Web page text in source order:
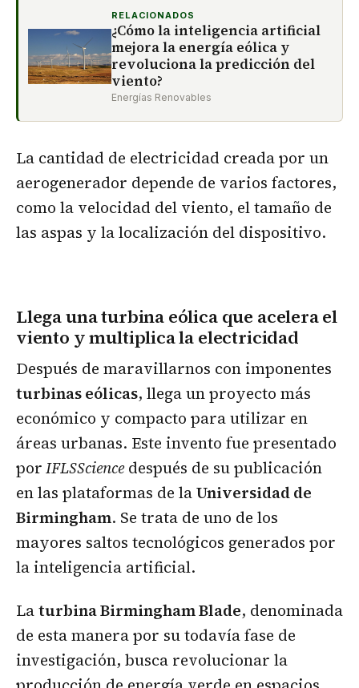
RELACIONADOS
¿Cómo la inteligencia artificial
mejora la energía eólica y
revoluciona la predicción del
viento?
Energías Renovables
La cantidad de electricidad creada por un
aerogenerador depende de varios factores,
como la velocidad del viento, el tamaño de
las aspas y la localización del dispositivo.
Llega una turbina eólica que acelera el
viento y multiplica la electricidad
Después de maravillarnos con imponentes
turbinas eólicas, llega un proyecto más
económico y compacto para utilizar en
áreas urbanas. Este invento fue presentado
porIFLSSciencedespués de su publicación
en las plataformas de laUniversidad de
Birmingham. Se trata de uno de los
mayores saltos tecnológicos generados por
la inteligencia artificial.
Laturbina Birmingham Blade, denominada
de esta manera por su todavía fase de
investigación, busca revolucionar la